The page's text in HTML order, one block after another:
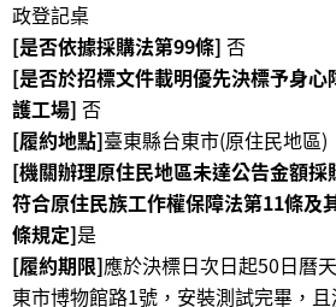
告
為
民
服
務
白
皮
書
政
政登記桌
[是否依據採購法第99條] 否
[是否於招標文件載明優先決標予身
護工場] 否
[履約地點]臺東縣台東市(原住民地區)
[機關辦理原住民地區未達公告金額
符合原住民族工作權保障法第11條及
條規定]是
[履約期限]應於決標日次日起50日曆
東市博物館路1號，安裝測試完畢，